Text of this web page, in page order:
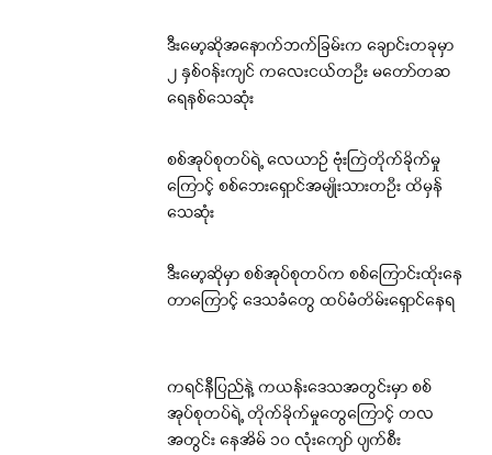
ဒီးမော့ဆိုအနောက်ဘက်ခြမ်းက ချောင်းတခုမှာ
၂ နှစ်ဝန်းကျင် ကလေးငယ်တဦး မတော်တဆ
ရေနစ်သေဆုံး
စစ်အုပ်စုတပ်ရဲ့ လေယာဉ် ဗုံးကြဲတိုက်ခိုက်မှု
ကြောင့် စစ်ဘေးရှောင်အမျိုးသားတဦး ထိမှန်
သေဆုံး
ဒီးမော့ဆိုမှာ စစ်အုပ်စုတပ်က စစ်ကြောင်းထိုးနေ
တာကြောင့် ဒေသခံတွေ ထပ်မံတိမ်းရှောင်နေရ
ကရင်နီပြည်နဲ့ ကယန်းဒေသအတွင်းမှာ စစ်
အုပ်စုတပ်ရဲ့ တိုက်ခိုက်မှုတွေကြောင့် တလ
အတွင်း နေအိမ် ၁၀ လုံးကျော် ပျက်စီး